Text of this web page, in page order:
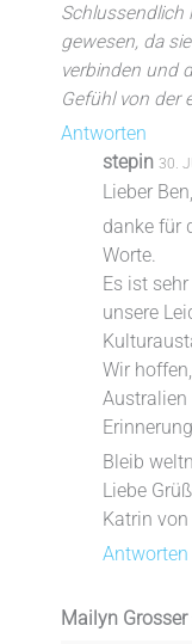
Schlussendlich
gewesen, da
verbinden und
Gefühl von der
Antworten
stepin 30.
Lieber Ben,
danke für
Worte.
Es ist
unsere
Wir
Australien
Bleib
Liebe
Katrin von
Antworten
Mailyn Grosser